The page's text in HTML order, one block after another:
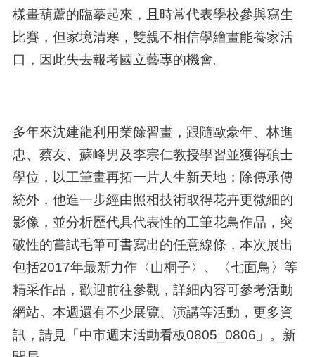
樣畫葫蘆的臨摹起來，且時常代表學校參與寫生
比賽，但家境清寒，雙親不相信學繪畫能養家活
口，因此失去報考國立藝專的機會。
多年來沈建龍利用業餘習畫，跟隨歐豪年、林進
忠、蔡友、蘇峰男及李宗仁教授學習並獲得碩士
學位，以工筆畫再拓一片人生新天地；除傳承傳
統外，他進一步經由照相技術取得花卉更微細的
影像，並分析歷代具代表性的工筆花鳥作品，突
破性的嘗試毛筆可書寫出的任意線條，本次展出
包括2017年最新力作〈山桐子〉、〈七面鳥〉等
精采作品，歡迎前往參觀，詳細內容可參考活動
網站。本週還有不少展覽、演講等活動，更多資
訊，請見「中市週末活動看板0805_0806」。新